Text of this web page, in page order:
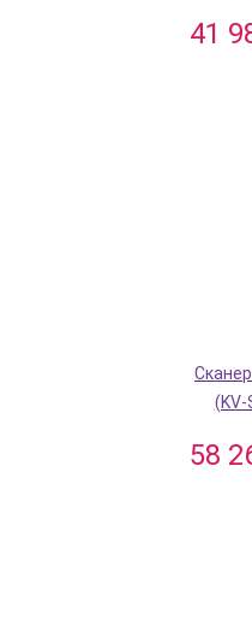
41
(KV-
58